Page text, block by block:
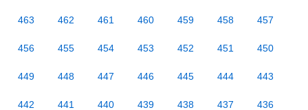
463 462 461 460 459 458 457
456 455 454 453 452 451 450
449 448 447 446 445 444 443
442 441 440 439 438 437 436